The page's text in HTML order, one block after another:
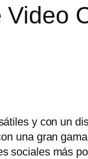
y con un
una gran
sociales más